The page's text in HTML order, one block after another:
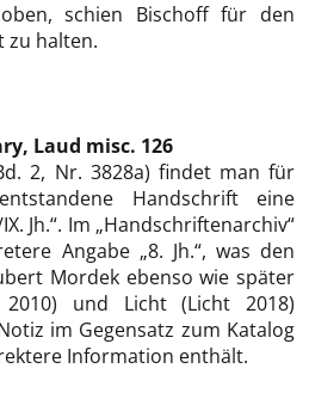
schien Bischoff für den
zu halten.
Laud misc. 126
2, Nr. 3828a) findet man für
Handschrift eine
Jh.“. Im „Handschriftenarchiv“
Angabe „8. Jh.“, was den
Mordek ebenso wie später
und Licht (Licht 2018)
im Gegensatz zum Katalog
Information enthält.